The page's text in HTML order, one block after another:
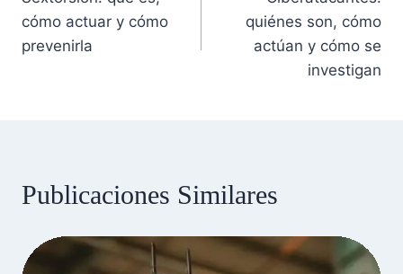
de
entradas
cómo actuar y cómo
prevenirla
quiénes son, cómo
actúan y cómo se
investigan
Publicaciones Similares